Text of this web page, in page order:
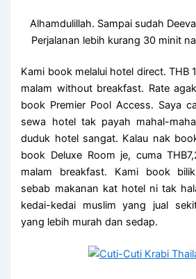
Alhamdulillah. Sampai sudah
Perjalanan lebih kurang 30 minit
Kami book melalui hotel direct. THB
malam without breakfast. Rate
book Premier Pool Access. Saya
sewa hotel tak payah mahal-
duduk hotel sangat. Kalau nak
book Deluxe Room je, cuma
malam breakfast. Kami book
sebab makanan kat hotel ni tak
kedai-kedai muslim yang jual
yang lebih murah dan sedap.